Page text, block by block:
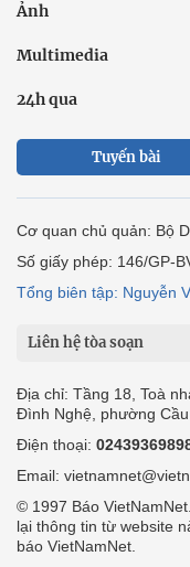
Ảnh
Multimedia
24h qua
Tuyến bài
Cơ quan chủ quản: Bộ
Số giấy phép: 146/GP-
Tổng biên tập: Nguyễn
Liên hệ tòa soạn
Địa chỉ: Tầng 18, Toà
Đình Nghệ, phường Cầu
Điện thoại:
Email:
© 1997 Báo
lại thông tin từ website
báo VietNamNet.